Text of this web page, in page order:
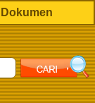
Dokumen